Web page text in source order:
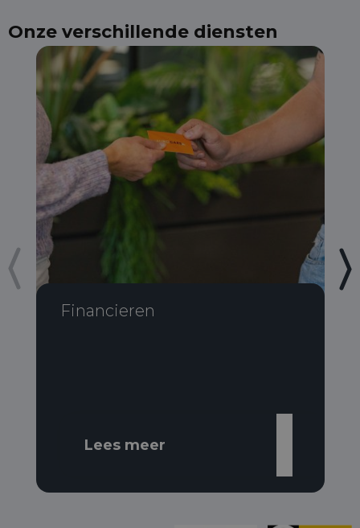
Onze verschillende diensten
Financieren
Lees meer